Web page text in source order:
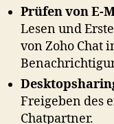
Prüfen von E-
Lesen und
von Zoho Chat
Freigeben des
Chatpartner.